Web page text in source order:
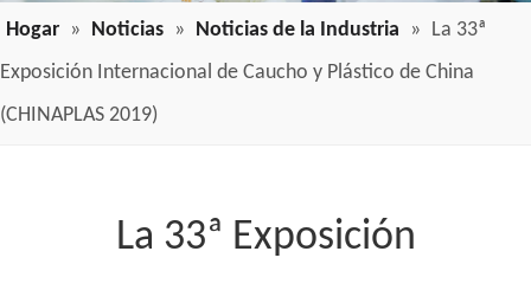
Hogar » Noticias » Noticias de la Industria » La 33ª
Exposición Internacional de Caucho y Plástico de China
(CHINAPLAS 2019)
La 33ª Exposición